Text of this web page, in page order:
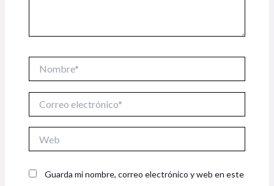
electrónico*
Guarda mi nombre, correo electrónico y web en este